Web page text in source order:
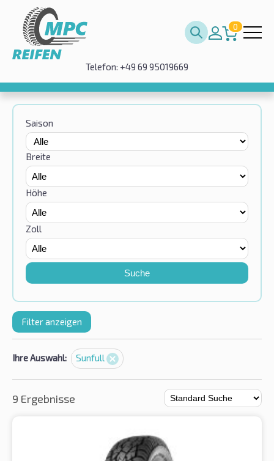
0
Telefon: +49 69 95019669
Saison
Breite
Höhe
Zoll
Suche
Filter anzeigen
Ihre Auswahl: Sunfull
9 Ergebnisse